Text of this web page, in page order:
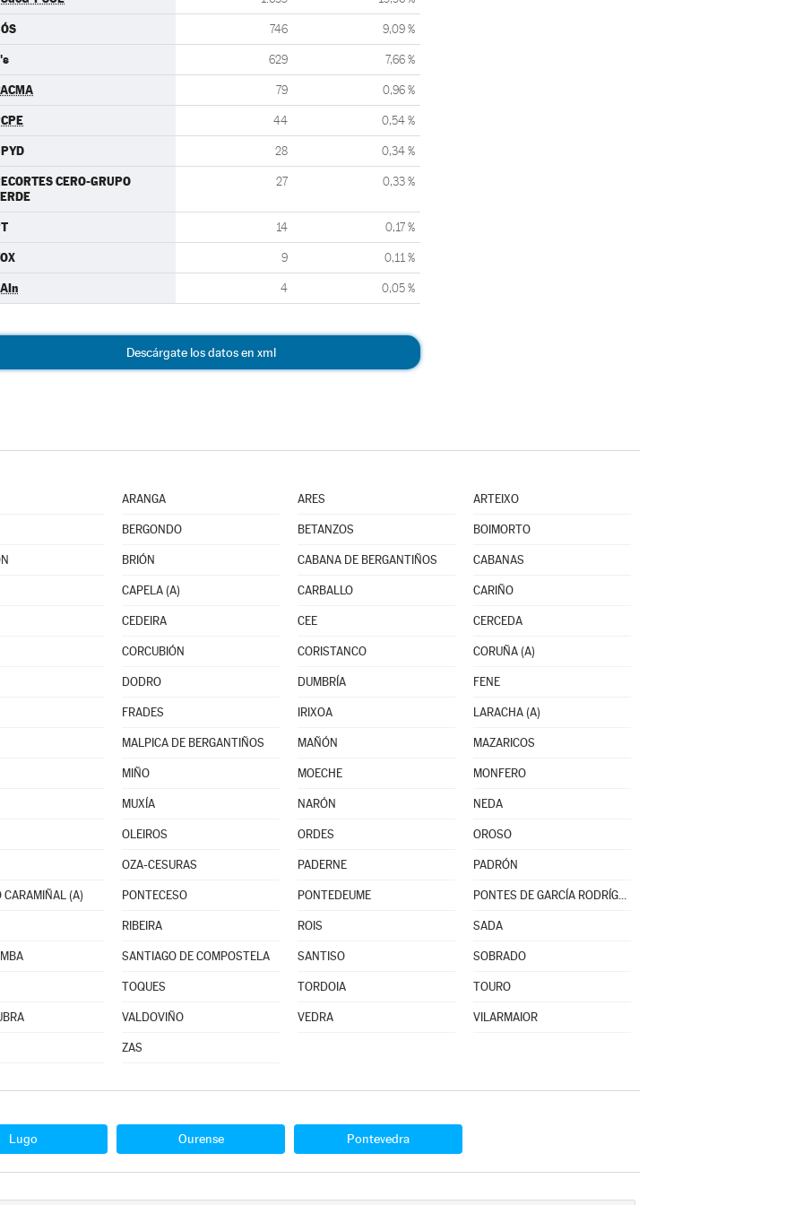
746 9,09 %
629 7,66 %
79 0,96 %
44 0,54 %
28 0,34 %
CERO-GRUPO
27 0,33 %
14 0,17 %
9 0,11 %
4 0,05 %
Descárgate los datos en xml
ARANGA ARES ARTEIXO
BERGONDO BETANZOS BOIMORTO
BRIÓN CABANA DE BERGANTIÑOS CABANAS
CAPELA (A) CARBALLO CARIÑO
CEDEIRA CEE CERCEDA
CORCUBIÓN CORISTANCO CORUÑA (A)
DODRO DUMBRÍA FENE
FRADES IRIXOA LARACHA (A)
MALPICA DE BERGANTIÑOS MAÑÓN MAZARICOS
MIÑO MOECHE MONFERO
MUXÍA NARÓN NEDA
OLEIROS ORDES OROSO
OZA-CESURAS PADERNE PADRÓN
CARAMIÑAL (A) PONTECESO PONTEDEUME PONTES DE GARCÍA RODRÍGUEZ (AS)
RIBEIRA ROIS SADA
SANTIAGO DE COMPOSTELA SANTISO SOBRADO
TOQUES TORDOIA TOURO
VALDOVIÑO VEDRA VILARMAIOR
ZAS
Lugo Ourense Pontevedra